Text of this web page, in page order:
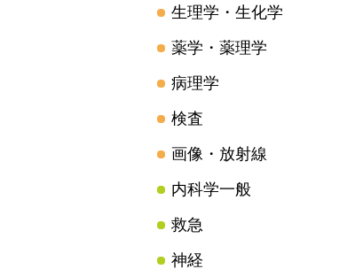
生理学・生化学
薬学・薬理学
病理学
検査
画像・放射線
内科学一般
救急
神経